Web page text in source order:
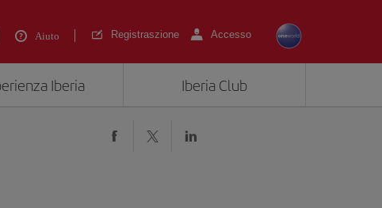
Aiuto Registraszione Accesso
Iberia Iberia Club